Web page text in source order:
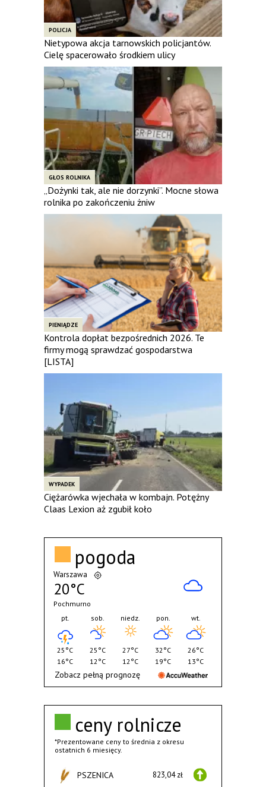
POLICJA
Nietypowa akcja tarnowskich policjantów.
Cielę spacerowało środkiem ulicy
GŁOS ROLNIKA
„Dożynki tak, ale nie dorzynki”. Mocne słowa
rolnika po zakończeniu żniw
PIENIĄDZE
Kontrola dopłat bezpośrednich 2026. Te
firmy mogą sprawdzać gospodarstwa
[LISTA]
WYPADEK
Ciężarówka wjechała w kombajn. Potężny
Claas Lexion aż zgubił koło
ceny rolnicze
*Prezentowane ceny to średnia z okresu
ostatnich 6 miesięcy.
PSZENICA 823,04 zł
pogoda
Warszawa
20°C
Pochmurno
pt.
25°C
16°C
sob.
25°C
12°C
niedz.
27°C
12°C
pon.
32°C
19°C
wt.
26°C
13°C
Zobacz pełną prognozę